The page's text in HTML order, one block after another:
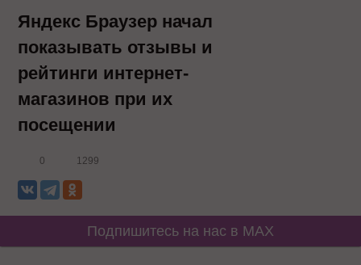
Яндекс Браузер начал
показывать отзывы и
рейтинги интернет-
магазинов при их
посещении
0 1299
Подпишитесь на нас в MAX